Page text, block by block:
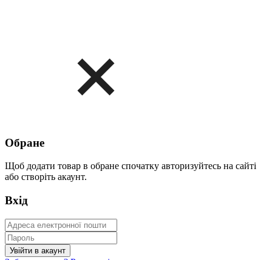
Обране
Щоб додати товар в обране спочатку авторизуйтесь на сайті
або створіть акаунт.
Вхід